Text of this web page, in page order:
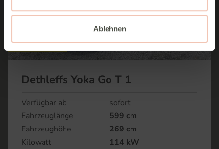
Ablehnen
Top Preis
Dethleffs Yoka Go T 1
Verfügbar ab
sofort
Fahrzeuglänge
599 cm
Fahrzeughöhe
269 cm
Kilowatt
114 kW